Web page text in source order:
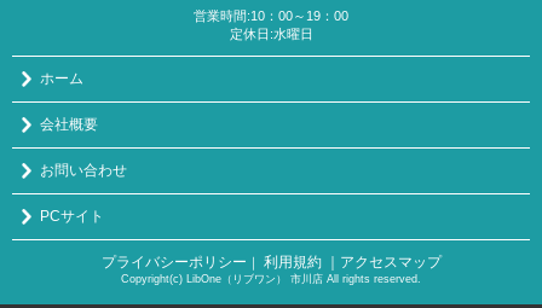
営業時間:10：00～19：00
定休日:水曜日
ホーム
会社概要
お問い合わせ
PCサイト
プライバシーポリシー ｜ 利用規約 ｜アクセスマップ
Copyright(c) LibOne（リブワン） 市川店 All rights reserved.